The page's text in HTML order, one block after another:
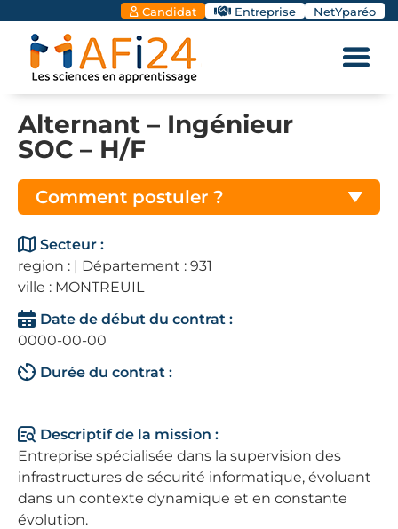
Candidat Entreprise NetYparéo
Alternant – Ingénieur
SOC – H/F
Comment postuler ?
Secteur :
region : | Département : 931
ville : MONTREUIL
Date de début du contrat :
0000-00-00
Durée du contrat :
Descriptif de la mission :
Entreprise spécialisée dans la supervision des
infrastructures de sécurité informatique, évoluant
dans un contexte dynamique et en constante
évolution.